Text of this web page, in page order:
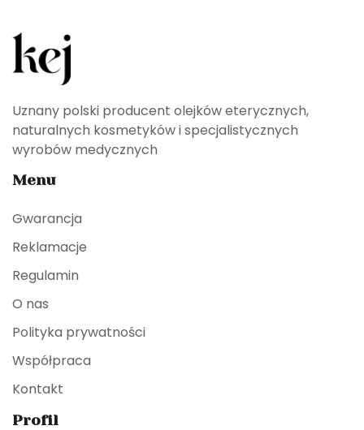
Uznany polski producent olejków eterycznych,
naturalnych kosmetyków i specjalistycznych
wyrobów medycznych
Menu
Gwarancja
Reklamacje
Regulamin
O nas
Polityka prywatności
Współpraca
Kontakt
Profil